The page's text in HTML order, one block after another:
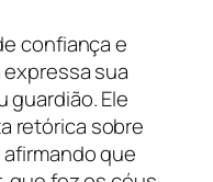
confiança e
sua
guardião. Ele
retórica sobre
que